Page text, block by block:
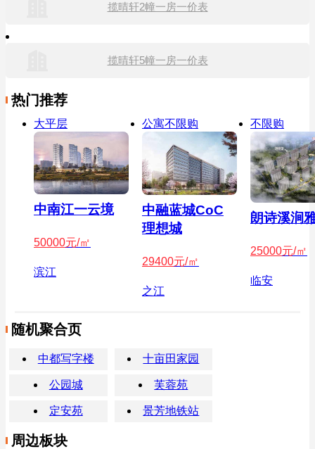
揽晴轩2幢一房一价表
揽晴轩5幢一房一价表
热门推荐
大平层
中南江一云境
50000元/㎡
滨江
公寓不限购
中融蓝城CoC
理想城
29400元/㎡
之江
不限购
朗诗溪涧
25000元/㎡
临安
随机聚合页
中都写字楼 十亩田家园
公园城 芙蓉苑
定安苑 景芳地铁站
周边板块